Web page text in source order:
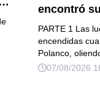
encontró
la carta de
había
PARTE 1 Las
encendidas
Polanco,
07/08/2026